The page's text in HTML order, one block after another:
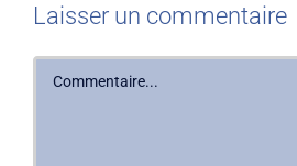
Laisser un commentaire
Commentaire